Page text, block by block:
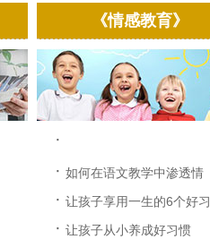
《情感教育》
·
· 如何在语文教学中渗透情
感...
· 让孩子享用一生的6个好
· 让孩子从小养成好习惯